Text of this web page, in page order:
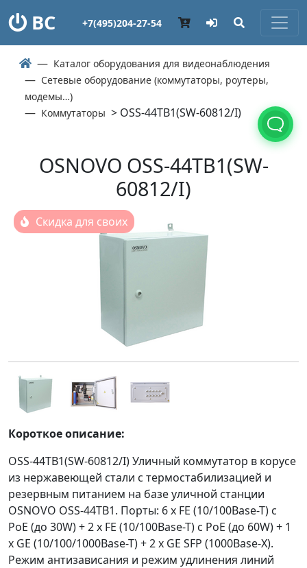
ВС +7(495)204-27-54
Каталог оборудования для видеонаблюдения
Сетевые оборудование (коммутаторы, роутеры,
модемы…)
Коммутаторы > OSS-44TB1(SW-60812/I)
OSNOVO OSS-44TB1(SW-
60812/I)
Скидка для своих
Короткое описание:
OSS-44TB1(SW-60812/I) Уличный коммутатор в корусе
из нержавеющей стали с термостабилизацией и
резервным питанием на базе уличной станции
OSNOVO OSS-44TB1. Порты: 6 x FE (10/100Base-T) с
PoE (до 30W) + 2 x FE (10/100Base-T) с PoE (до 60W) + 1
x GE (10/100/1000Base-T) + 2 x GE SFP (1000Base-X).
Режим антизависания и режим удлинения линий